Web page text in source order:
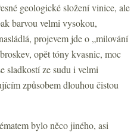
geologické složení vinice, ale
barvou velmi vysokou,
projevem jde o „milování
opět tóny kvasnic, moc
sladkostí ze sudu i velmi
způsobem dlouhou čistou
bylo něco jiného, asi